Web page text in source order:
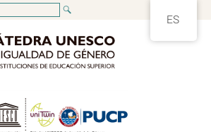
ES